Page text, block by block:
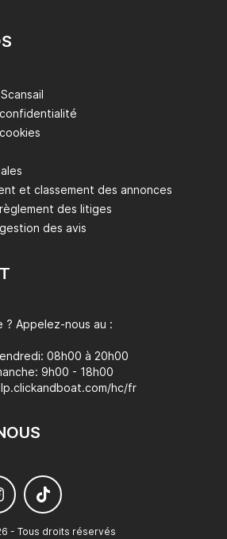
et classement des annonces
des litiges
des avis
? Appelez-nous au :
08h00 à 20h00
9h00 - 18h00
hc/fr
- Tous droits réservés